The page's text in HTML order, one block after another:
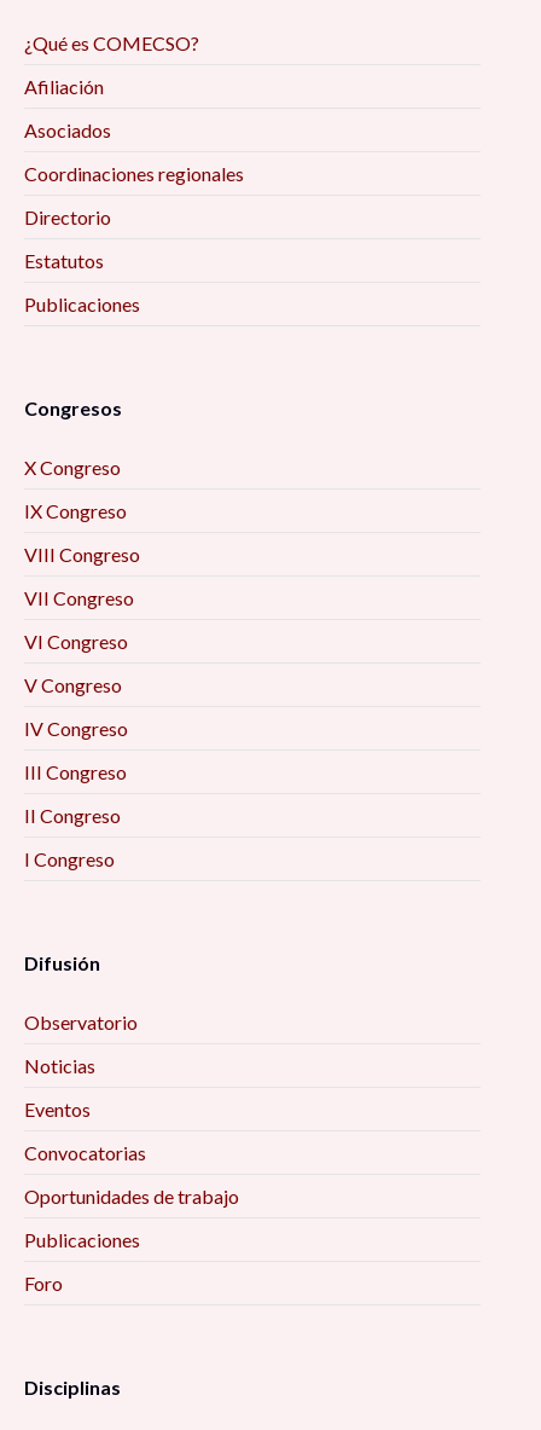
¿Qué es COMECSO?
Afiliación
Asociados
Coordinaciones regionales
Directorio
Estatutos
Publicaciones
Congresos
X Congreso
IX Congreso
VIII Congreso
VII Congreso
VI Congreso
V Congreso
IV Congreso
III Congreso
II Congreso
I Congreso
Difusión
Observatorio
Noticias
Eventos
Convocatorias
Oportunidades de trabajo
Publicaciones
Foro
Disciplinas